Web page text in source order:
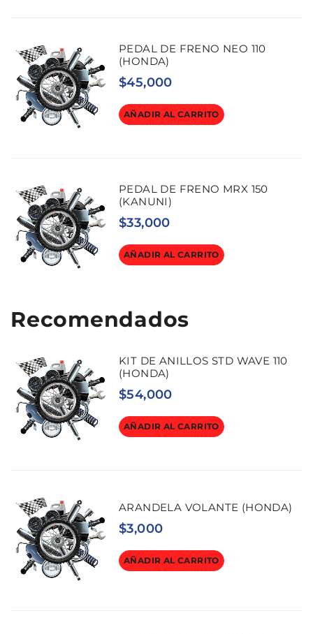
PEDAL DE FRENO NEO 110
(HONDA)
$45,000
AÑADIR AL CARRITO
PEDAL DE FRENO MRX 150
(KANUNI)
$33,000
AÑADIR AL CARRITO
Recomendados
KIT DE ANILLOS STD WAVE 110
(HONDA)
$54,000
AÑADIR AL CARRITO
ARANDELA VOLANTE (HONDA)
$3,000
AÑADIR AL CARRITO